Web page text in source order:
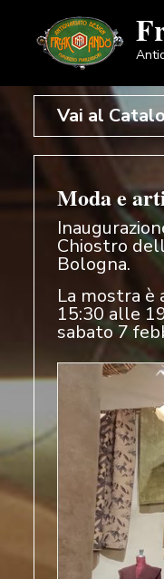
contenuto
principale
Vai al
Moda e
Chiostro
Bologna.
La mostra
15:30 alle
sabato 7